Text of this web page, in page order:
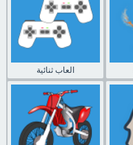
العاب ثنائية